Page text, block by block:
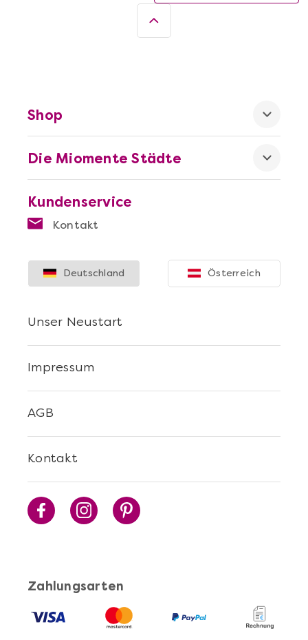
Kundenservice
Kontakt
Die Miomente Städte
Shop
Zahlungsarten
Kontakt
AGB
Impressum
Unser Neustart
Deutschland Österreich